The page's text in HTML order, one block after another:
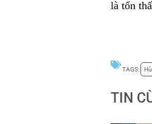
là tổn
TAGS:
TIN